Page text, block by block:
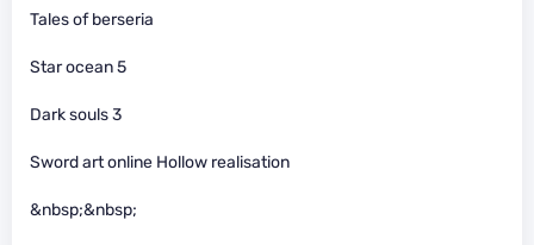
Tales of berseria
Star ocean 5
Dark souls 3
Sword art online Hollow realisation
&nbsp;&nbsp;